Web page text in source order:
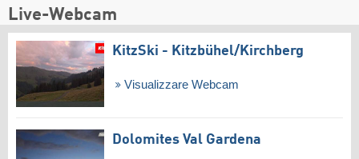
Live-Webcam
KitzSki - Kitzbühel/​Kirchberg
Visualizzare Webcam
Dolomites Val Gardena